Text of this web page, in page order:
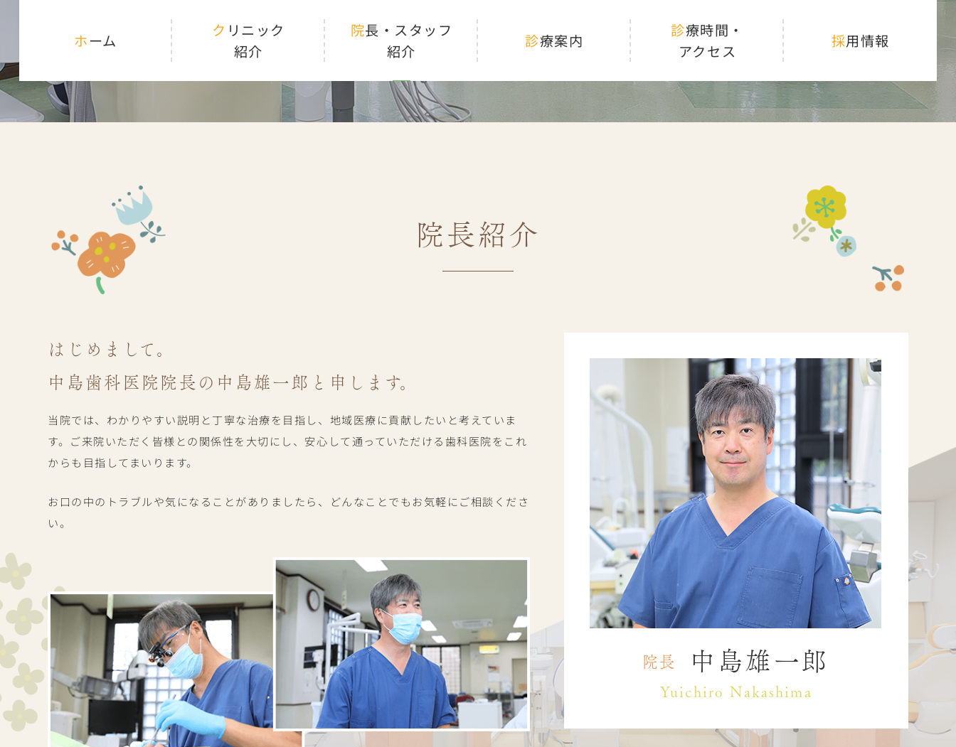
ホーム
クリニック
紹介
院長・スタッフ
紹介
診療案内
診療時間・
アクセス
採用情報
院長紹介
院長 中島雄一郎
Yuichiro Nakashima
はじめまして。
中島歯科医院院長の 中島雄一郎と申します。
当院では、わかりやすい説明と丁寧な治療を目指し、地域医療に貢献したいと考えていま
す。ご来院いただく皆様との関係性を大切にし、安心して通っていただける歯科医院をこれ
からも目指してまいります。
お口の中のトラブルや気になることがありましたら、どんなことでもお気軽にご相談くださ
い。